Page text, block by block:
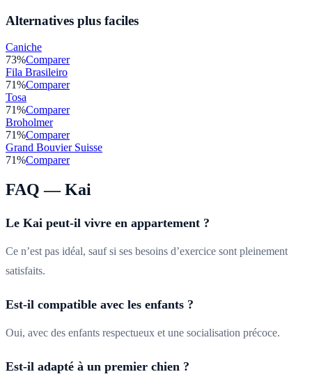
Alternatives plus faciles
Caniche
73%Comparer
Fila Brasileiro
71%Comparer
Tosa
71%Comparer
Broholmer
71%Comparer
Grand Bouvier Suisse
71%Comparer
FAQ —Kai
Le Kai peut-il vivre en appartement ?
Ce n’est pas idéal, sauf si ses besoins d’exercice sont pleinement
satisfaits.
Est-il compatible avec les enfants ?
Oui, avec des enfants respectueux et une socialisation précoce.
Est-il adapté à un premier chien ?